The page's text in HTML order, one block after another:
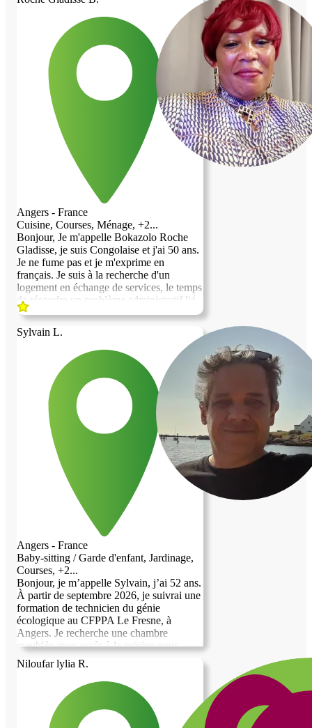
Angers - France
Cuisine, Courses, Ménage, +2...
Bonjour, Je m'appelle Bokazolo Roche
Gladisse, je suis Congolaise et j'ai 50 ans.
Je ne fume pas et je m'exprime en
français. Je suis à la recherche d'un
logement en échange de services, le temps
de résoudre un problème administratif lié
au renouvellement de mon titre de séjour,
cette situation, je ne peux plus travailler et
j'éprouve des difficultés à subvenir à mes
besoins. Cette solution serait temporaire,
juste le temps de régulariser ma situation.
Je reste à votre disposition pour toute
information complémentaire. Bien
cordialement, Bokazolo Roche Gladisse
Sylvain L.
Angers - France
Baby-sitting / Garde d'enfant, Jardinage,
Courses, +2...
Bonjour, je m’appelle Sylvain, j’ai 52 ans.
À partir de septembre 2026, je suivrai une
formation de technicien du génie
écologique au CFPPA Le Fresne, à
Angers. Je recherche une chambre
meublée avec accès à la cuisine pour
préparer mes repas, uniquement pendant
mes périodes de cours, selon un calendrier
connu à l’avance. En contrepartie, je peux
proposer du jardinage et de l’entretien
extérieur, du gardiennage, des soins aux
animaux, une aide administrative et
Niloufar lylia R.